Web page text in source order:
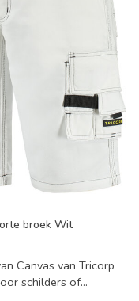
broek Wit
Canvas van Tricorp
schilders of